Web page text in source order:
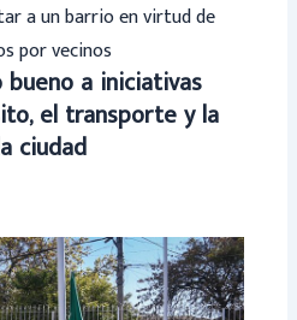
a un barrio en virtud de
por vecinos
a iniciativas
el transporte y la
ciudad